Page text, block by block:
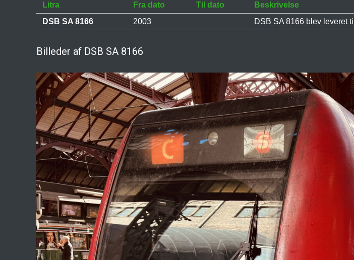
Litra Fra dato Til dato
Beskrivelse
DSB SA 8166
2003 DSB SA 8166 blev leveret
Billeder af DSB SA 8166